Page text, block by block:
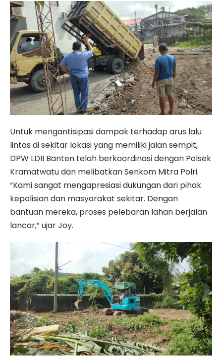
Untuk mengantisipasi dampak terhadap arus lalu
lintas di sekitar lokasi yang memiliki jalan sempit,
DPW LDII Banten telah berkoordinasi dengan Polsek
Kramatwatu dan melibatkan Senkom Mitra Polri.
“Kami sangat mengapresiasi dukungan dari pihak
kepolisian dan masyarakat sekitar. Dengan
bantuan mereka, proses pelebaran lahan berjalan
lancar,” ujar Joy.